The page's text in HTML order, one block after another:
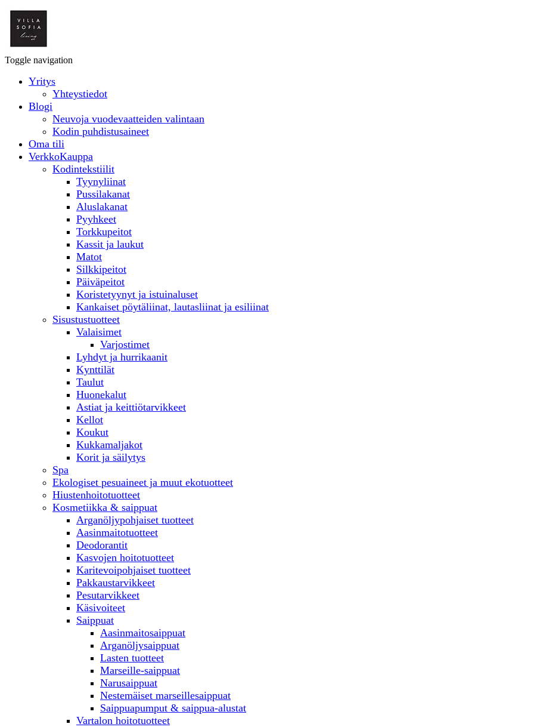
Toggle navigation
Yritys
Yhteystiedot
Blogi
Neuvoja vuodevaatteiden valintaan
Kodin puhdistusaineet
Oma tili
VerkkoKauppa
Kodintekstiilit
Tyynyliinat
Pussilakanat
Aluslakanat
Pyyhkeet
Torkkupeitot
Kassit ja laukut
Matot
Silkkipeitot
Päiväpeitot
Koristetyynyt ja istuinaluset
Kankaiset pöytäliinat, lautasliinat ja esiliinat
Sisustustuotteet
Valaisimet
Varjostimet
Lyhdyt ja hurrikaanit
Kynttilät
Taulut
Huonekalut
Astiat ja keittiötarvikkeet
Kellot
Koukut
Kukkamaljakot
Korit ja säilytys
Spa
Ekologiset pesuaineet ja muut ekotuotteet
Hiustenhoitotuotteet
Kosmetiikka & saippuat
Arganöljypohjaiset tuotteet
Aasinmaitotuotteet
Deodorantit
Kasvojen hoitotuotteet
Karitevoipohjaiset tuotteet
Pakkaustarvikkeet
Pesutarvikkeet
Käsivoiteet
Saippuat
Aasinmaitosaippuat
Arganöljysaippuat
Lasten tuotteet
Marseille-saippuat
Narusaippuat
Nestemäiset marseillesaippuat
Saippuapumput & saippua-alustat
Vartalon hoitotuotteet